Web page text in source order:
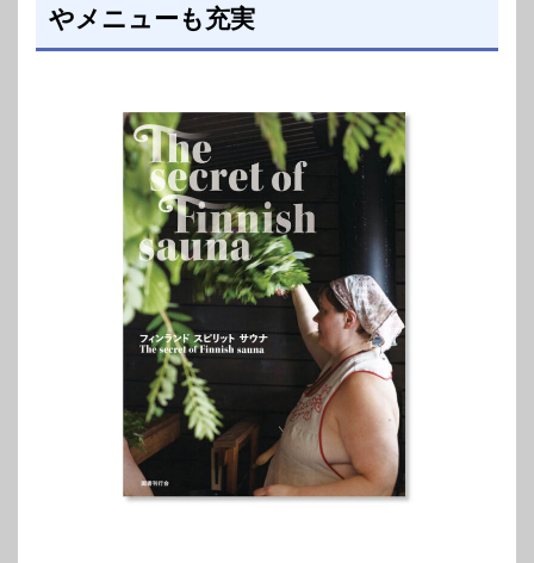
やメニューも充実